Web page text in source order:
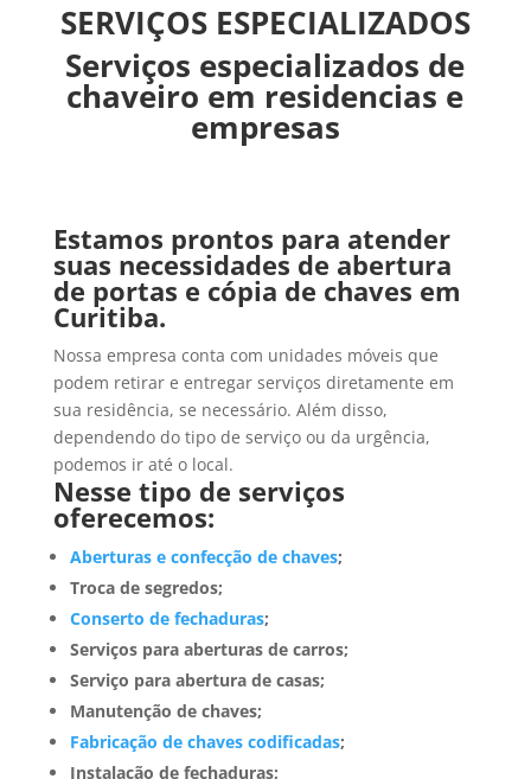
SERVIÇOS ESPECIALIZADOS
Serviços especializados de
chaveiro em residencias e
empresas
Estamos prontos para atender
suas necessidades de abertura
de portas e cópia de chaves em
Curitiba.
Nossa empresa conta com unidades móveis que
podem retirar e entregar serviços diretamente em
sua residência, se necessário. Além disso,
dependendo do tipo de serviço ou da urgência,
podemos ir até o local.
Nesse tipo de serviços
oferecemos:
Aberturas e confecção de chaves;
Troca de segredos;
Conserto de fechaduras;
Serviços para aberturas de carros;
Serviço para abertura de casas;
Manutenção de chaves;
Fabricação de chaves codificadas;
Instalação de fechaduras;